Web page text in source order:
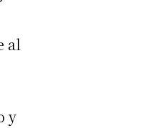
al
y